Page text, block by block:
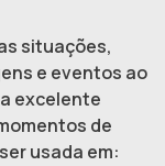
situações,
e eventos ao
excelente
de
usada em: